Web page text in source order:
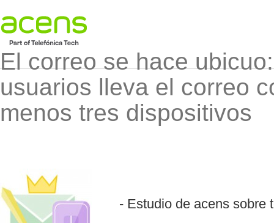
El correo se hace
usuarios lleva el correo
menos tres dispositivos
- Estudio de acens sobre